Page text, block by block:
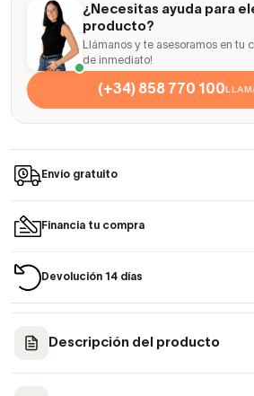
¿Necesitas ayuda para
producto?
Llámanos y te asesoramos en tu
de inmediato!
(+34) 858 770 100
Envío gratuito
Financia tu compra
Devolución 14 días
Descripción del producto